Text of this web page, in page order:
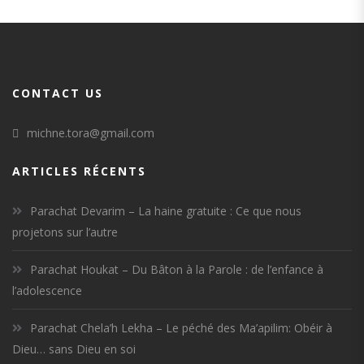
CONTACT US
michne.tora@gmail.com
ARTICLES RÉCENTS
Parachat Devarim – La haine gratuite : Ce que nous
projetons sur l’autre
Parachat Houkat – Du Bâton à la Parole : de l’enfance à
l’adolescence
Parachat Chela’h Lekha – Le péché des Ma’apilim: Obéir à
Dieu… sans Dieu en soi